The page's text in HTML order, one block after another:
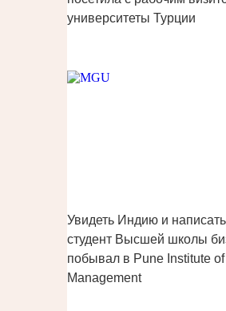
университеты Турции
Увидеть Индию и
студент Высшей школы
побывал в Pune Institute
Management